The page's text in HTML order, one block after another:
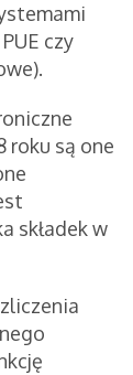
czy
roku są one
składek w